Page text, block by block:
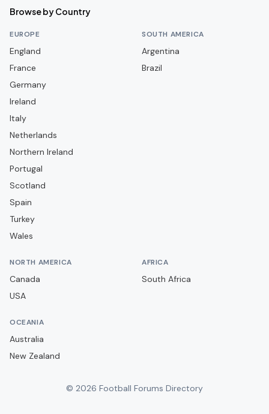
Brusque FC
CR Vasco da Gama
CSA
Club Athletico Paranaense
Clube Atlético Mineiro
Clube do Remo
Ferroviária
Floresta EC
Browse by Country
EUROPE
England
France
Germany
Ireland
Italy
Netherlands
Northern Ireland
Portugal
Scotland
Spain
Turkey
Wales
SOUTH AMERICA
Argentina
Brazil
NORTH AMERICA
Canada
USA
AFRICA
South Africa
OCEANIA
Australia
New Zealand
© 2026 Football Forums Directory